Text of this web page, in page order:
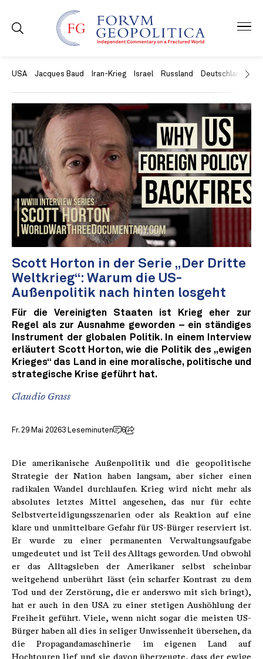
USA Jacques Baud Iran-Krieg Israel Russland Deutschland
Scott Horton in der Serie „Der Dritte
Weltkrieg“: Warum die US-
Außenpolitik nach hinten losgeht
Für die Vereinigten Staaten ist Krieg eher zur
Regel als zur Ausnahme geworden – ein ständiges
Instrument der globalen Politik. In einem Interview
erläutert Scott Horton, wie die Politik des „ewigen
Krieges“ das Land in eine moralische, politische und
strategische Krise geführt hat.
Claudio Grass
Fr. 29 Mai 20263 Leseminuten 6
Die amerikanische Außenpolitik und die geopolitische
Strategie der Nation haben langsam, aber sicher einen
radikalen Wandel durchlaufen. Krieg wird nicht mehr als
absolutes letztes Mittel angesehen, das nur für echte
Selbstverteidigungsszenarien oder als Reaktion auf eine
klare und unmittelbare Gefahr für US-Bürger reserviert ist.
Er wurde zu einer permanenten Verwaltungsaufgabe
umgedeutet und ist Teil des Alltags geworden. Und obwohl
er das Alltagsleben der Amerikaner selbst scheinbar
weitgehend unberührt lässt (ein scharfer Kontrast zu dem
Tod und der Zerstörung, die er anderswo mit sich bringt),
hat er auch in den USA zu einer stetigen Aushöhlung der
Freiheit geführt. Viele, wenn nicht sogar die meisten US-
Bürger haben all dies in seliger Unwissenheit übersehen, da
die Propagandamaschinerie im eigenen Land auf
Hochtouren lief und sie davon überzeugte, dass der ewige